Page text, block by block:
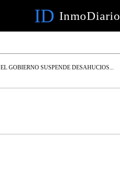
ID InmoDiario
EL GOBIERNO SUSPENDE DESAHUCIOS...